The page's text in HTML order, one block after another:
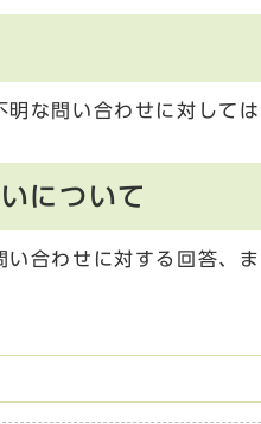
な問い合わせに対して
について
い合わせに対する回答、